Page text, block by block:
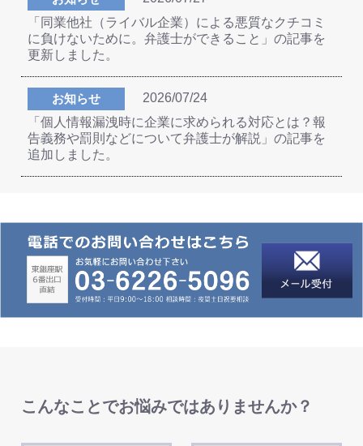
「同業他社（ライバル企業）による悪質なクチコミ
に負けないために。弁護士ができること」の記事を
更新しました。
お知らせ
2026/07/24
「個人情報漏洩時に企業に求められる対応とは？報
告義務や罰則などについて弁護士が解説」の記事を
追加しました。
こんなことでお悩みではありませんか？